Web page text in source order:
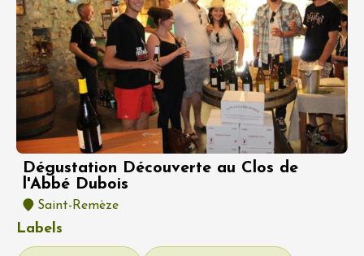
Dégustation Découverte au Clos de
l'Abbé Dubois
Saint-Remèze
Labels